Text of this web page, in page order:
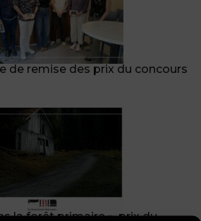
de remise des prix du concours
la forêt primaire », prix du